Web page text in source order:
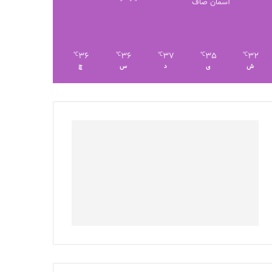
آسمان صاف
32
℃
ش
35
℃
ی
37
℃
د
36
℃
س
36
℃
چ